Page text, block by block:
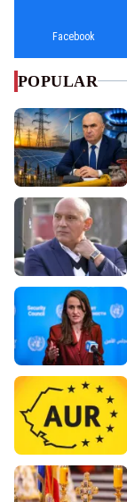
Facebook
POPULAR